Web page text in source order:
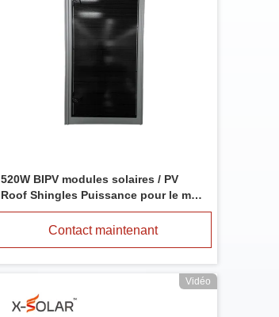
520W BIPV modules solaires / PV
Roof Shingles Puissance pour le mur
de rideau de serre
Contact maintenant
Vidéo